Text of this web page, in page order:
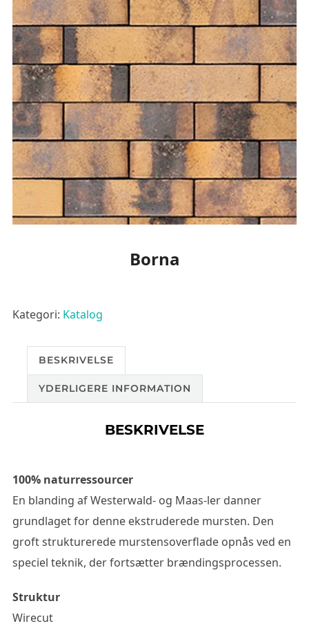
Borna
Kategori: Katalog
BESKRIVELSE
YDERLIGERE INFORMATION
BESKRIVELSE
100% naturressourcer
En blanding af Westerwald- og Maas-ler danner
grundlaget for denne ekstruderede mursten. Den
groft strukturerede murstensoverflade opnås ved en
speciel teknik, der fortsætter brændingsprocessen.
Struktur
Wirecut